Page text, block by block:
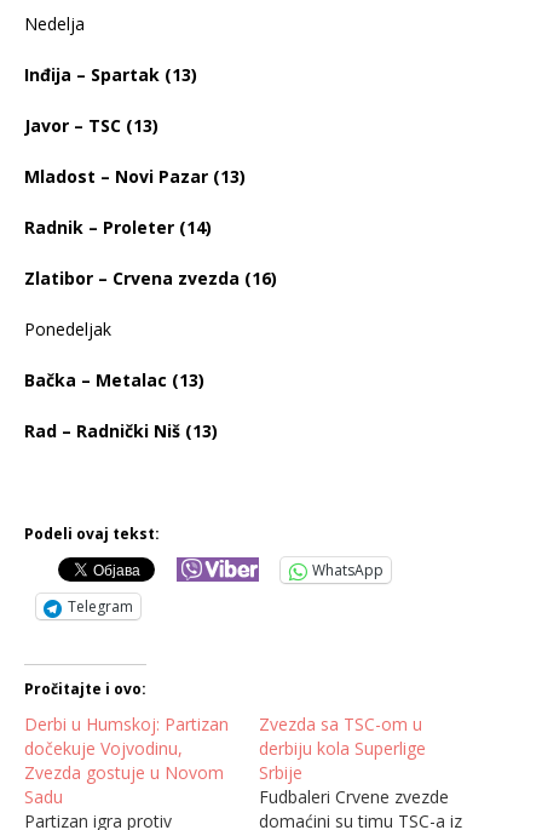
Nedelja
Inđija – Spartak (13)
Javor – TSC (13)
Mladost – Novi Pazar (13)
Radnik – Proleter (14)
Zlatibor – Crvena zvezda (16)
Ponedeljak
Bačka – Metalac (13)
Rad – Radnički Niš (13)
Podeli ovaj tekst:
WhatsApp
Telegram
Pročitajte i ovo:
Derbi u Humskoj: Partizan
dočekuje Vojvodinu,
Zvezda gostuje u Novom
Sadu
Partizan igra protiv
Zvezda sa TSC-om u
derbiju kola Superlige
Srbije
Fudbaleri Crvene zvezde
domaćini su timu TSC-a iz